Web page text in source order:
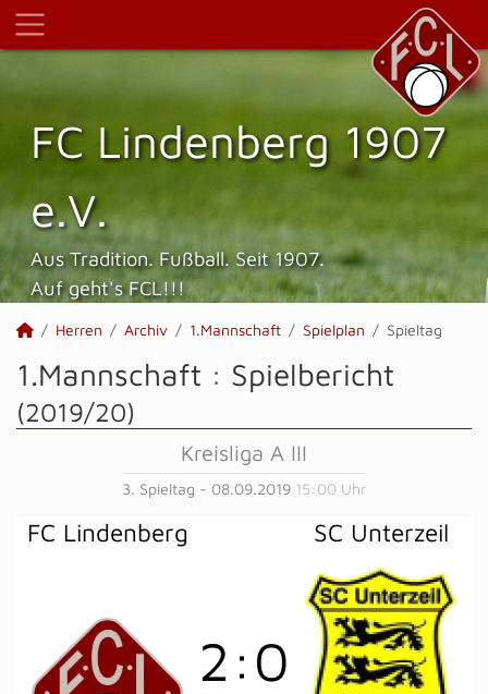
FC Lindenberg 1907
e.V.
Aus Tradition. Fußball. Seit 1907.
Auf geht's FCL!!!
Herren Archiv 1.Mannschaft Spielplan Spieltag
1.Mannschaft : Spielbericht
(2019/20)
Kreisliga A III
3. Spieltag - 08.09.2019 15:00 Uhr
FC Lindenberg SC Unterzeil
2 : 0